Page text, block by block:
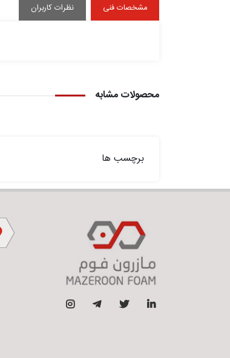
مشخصات فنی نظرات کاربران
محصولات مشابه
برچسب ها